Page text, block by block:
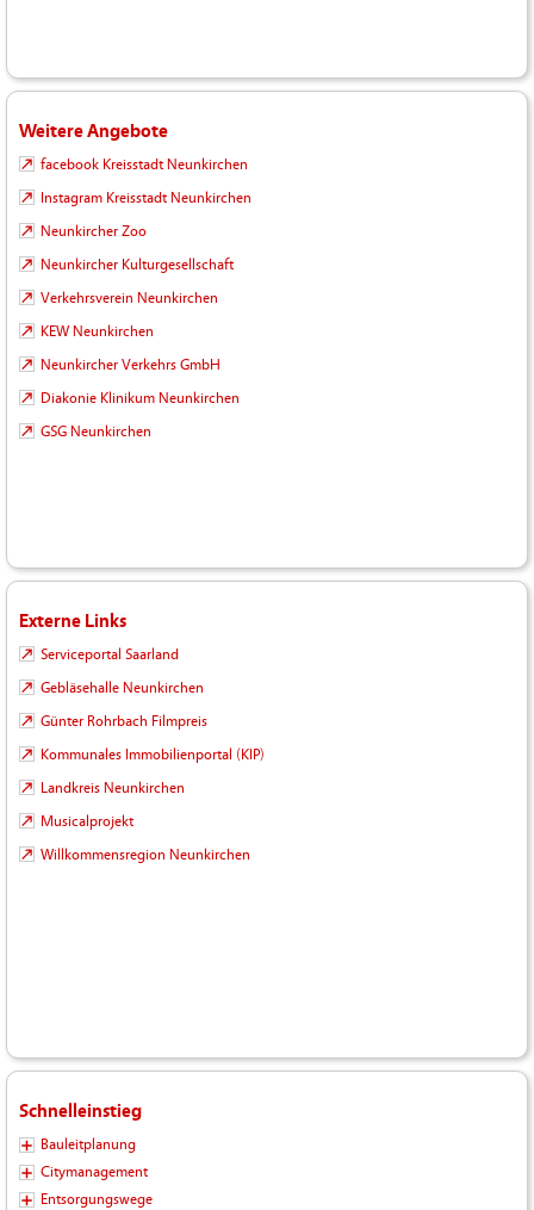
Weitere Angebote
facebook Kreisstadt Neunkirchen
Instagram Kreisstadt Neunkirchen
Neunkircher Zoo
Neunkircher Kulturgesellschaft
Verkehrsverein Neunkirchen
KEW Neunkirchen
Neunkircher Verkehrs GmbH
Diakonie Klinikum Neunkirchen
GSG Neunkirchen
Externe Links
Serviceportal Saarland
Gebläsehalle Neunkirchen
Günter Rohrbach Filmpreis
Kommunales Immobilienportal (KIP)
Landkreis Neunkirchen
Musicalprojekt
Willkommensregion Neunkirchen
Schnelleinstieg
Bauleitplanung
Citymanagement
Entsorgungswege